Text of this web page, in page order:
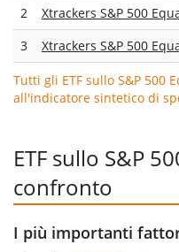
2
3
Tutti gli ETF sullo S&P 500
all'indicatore sintetico di
ETF sullo S&P
confronto
I più importanti